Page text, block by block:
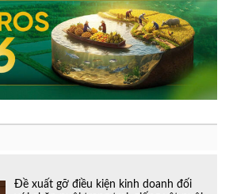
Đề xuất gỡ điều kiện kinh doanh đối